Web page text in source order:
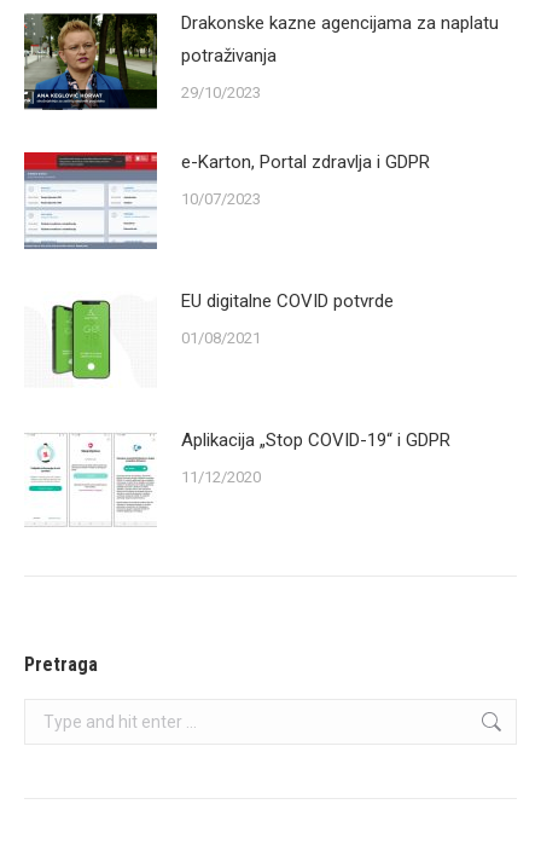
Drakonske kazne agencijama za naplatu
potraživanja
29/10/2023
e-Karton, Portal zdravlja i GDPR
10/07/2023
EU digitalne COVID potvrde
01/08/2021
Aplikacija „Stop COVID-19“ i GDPR
11/12/2020
Pretraga
Search: